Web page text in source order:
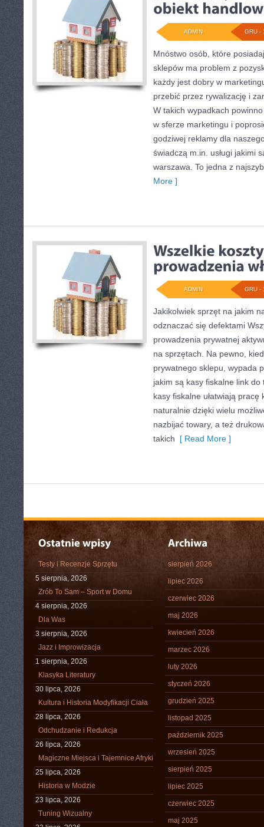
GRU -
ADMIN
Mnóstwo osób, które
sklepów ma problem z
każdy jest dobry w
przebić przez rywalizację i
W takich wypadkach
w sferze marketingu i
godziwej reklamy dla
świadczą m.in. usługi jakimi
warszawa. To jedna z
More ]
GRU -
ADMIN
Jakikolwiek sprzęt na jakim
odznaczać się defektami
prowadzenia prywatnej
na sprzętach. Na pewno,
prywatnego sklepu, wypada
jakim są kasy fiskalne link do
kasy fiskalne ułatwiają
naturalnie dzięki wielu
nazbijać towary, a też
takich [ Read More ]
Testy i Recenzje Sprzętu
5 sierpnia, 2026
Zrób To Sam – Sport w Domu
4 sierpnia, 2026
Dla Was
3 sierpnia, 2026
Jazz i Improwizacja
1 sierpnia, 2026
Klasyka Literatury
30 lipca, 2026
Kultura i Historia Modyfikacji Ciała
28 lipca, 2026
Odchudzanie i Redukcja
26 lipca, 2026
Magiczne Miejsca i Tajemnice Afryki
25 lipca, 2026
Historia w Modzie
23 lipca, 2026
Tuning Wizualny
sierpień 2026
lipiec 2026
czerwiec 2026
maj 2026
kwiecień 2026
marzec 2026
luty 2026
styczeń 2026
grudzień 2025
listopad 2025
październik 2025
wrzesień 2025
sierpień 2025
lipiec 2025
czerwiec 2025
maj 2025